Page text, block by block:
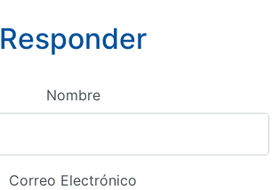
Responder
Nombre
Correo Electrónico